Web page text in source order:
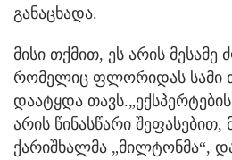
განაცხადა.
მისი თქმით, ეს არის
რომელიც ფლორიდას სამი
დაატყდა
არის წინასწარი
ქარიშხალმა „მილტონმა“,